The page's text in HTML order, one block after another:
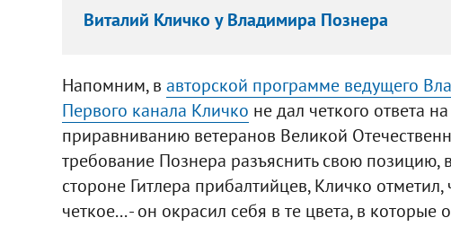
Виталий Кличко у Владимира Познера
Напомним, в авторской программе ведущего
Первого канала Кличко не дал четкого ответа
приравниванию ветеранов Великой
требование Познера разъяснить свою позицию,
стороне Гитлера прибалтийцев, Кличко
четкое... - он окрасил себя в те цвета, в которые